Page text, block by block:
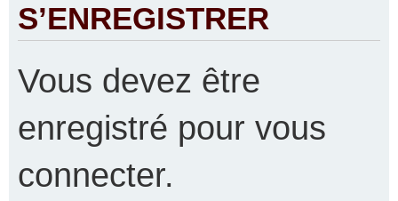
S’ENREGISTRER
Vous devez être
enregistré pour vous
connecter.